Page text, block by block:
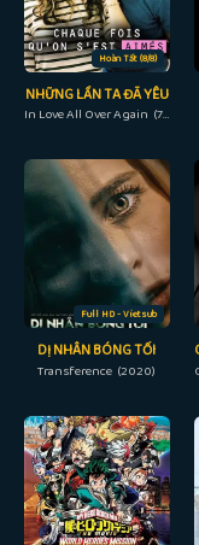
Hoàn Tất (8/8)
NHỮNG LẦN TA ĐÃ YÊU
In Love All Over Again (7/10)
Full HD - Vietsub
DỊ NHÂN BÓNG TỐI
Transference (2020)